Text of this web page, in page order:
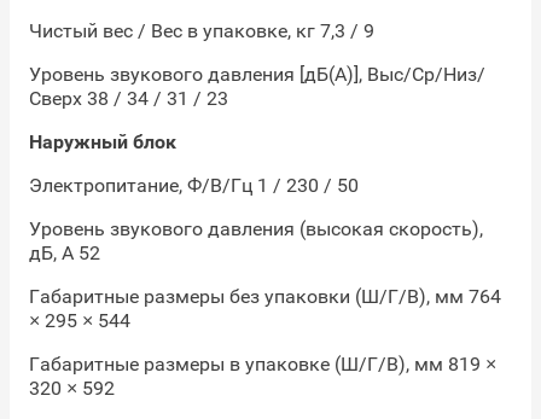
Чистый вес / Вес в упаковке, кг 7,3 / 9
Уровень звукового давления [дБ(А)], Выс/Ср/Низ/
Сверх 38 / 34 / 31 / 23
Наружный блок
Электропитание, Ф/В/Гц 1 / 230 / 50
Уровень звукового давления (высокая скорость),
дБ, А 52
Габаритные размеры без упаковки (Ш/Г/В), мм 764
× 295 × 544
Габаритные размеры в упаковке (Ш/Г/В), мм 819 ×
320 × 592